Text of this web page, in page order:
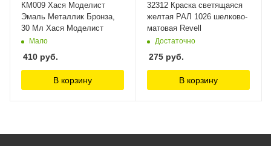
КМ009 Хася Моделист
Эмаль Металлик Бронза,
30 Мл Хася Моделист
Мало
410 руб.
В корзину
32312 Краска светящаяся
желтая РАЛ 1026 шелково-
матовая Revell
Достаточно
275 руб.
В корзину